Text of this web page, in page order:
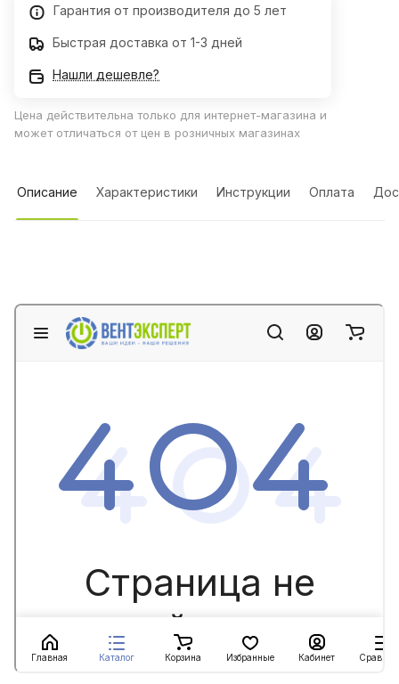
Гарантия от производителя до 5 лет
Быстрая доставка от 1-3 дней
Нашли дешевле?
Цена действительна только для интернет-магазина и
может отличаться от цен в розничных магазинах
Описание Характеристики Инструкции Оплата